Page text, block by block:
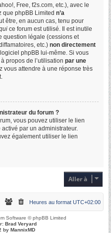
Free, f2s.com, etc.), avec le
que phpBB Limited n’a
être, en aucun cas, tenu pour
ce forum est utilisé. Il est inutile
question légale (cessions et
etc.) non directement
phpBB lui-même. Si vous
propos de l’utilisation par une
vous attendre à une réponse très
du forum ?
vous pouvez utiliser le lien
par un administrateur.
également utiliser le lien
Aller à
Heures au format UTC+02:00
Software © phpBB Limited
Brad Veryard
by MannixMD